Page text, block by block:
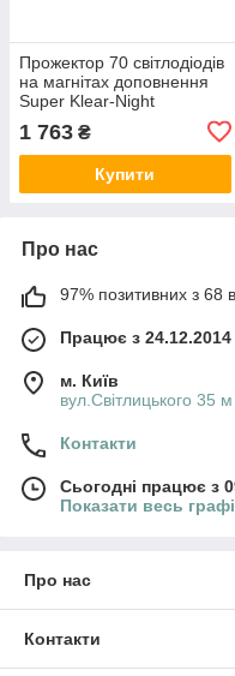
Прожектор 70 світлодіодів
на магнітах доповнення
Super Klear-Night
1 763 ₴
Купити
Про нас
97% позитивних з 68
Працює з 24.12.2014
м. Київ
вул.Світлицького 35
Контакти
Сьогодні працює з
Показати весь
Про нас
Контакти